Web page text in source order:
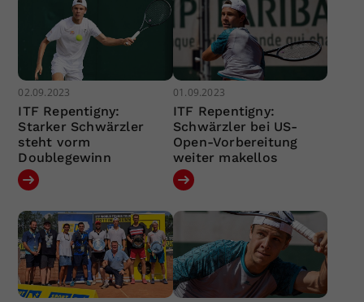
02.09.2023
ITF Repentigny:
Starker Schwärzler
steht vorm
Doublegewinn
01.09.2023
ITF Repentigny:
Schwärzler bei US-
Open-Vorbereitung
weiter makellos